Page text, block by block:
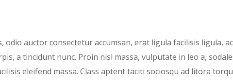
auctor consectetur accumsan, erat ligula facilisis ligula,
a tincidunt nunc. Proin nisl massa, vulputate in leo a,
eleifend massa. Class aptent taciti sociosqu ad litora